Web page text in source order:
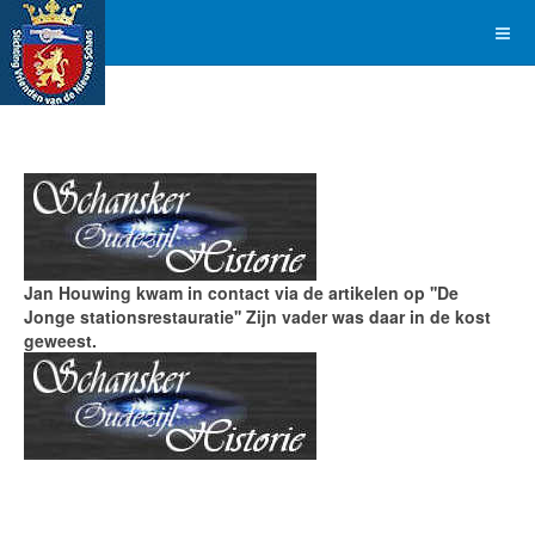
Jan Houwing kwam in contact via de artikelen op ''De
Jonge stationsrestauratie'' Zijn vader was daar in de kost
geweest.